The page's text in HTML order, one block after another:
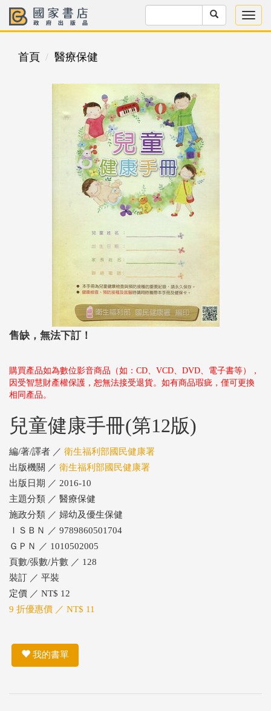
首頁 醫療保健
售缺，無法下訂！
購買產品如為數位影音商品（如：CD、VCD、DVD、電子書等），
因受智慧財產權保護，恕無法接受退貨。如有商品瑕疵，僅可更換
相同產品。
兒童健康手冊(第12版)
編/著/譯者 ／ 衛生福利部國民健康署
出版機關 ／ 衛生福利部國民健康署
出版日期 ／ 2016-10
主題分類 ／ 醫療保健
施政分類 ／ 婦幼及優生保健
ＩＳＢＮ ／ 9789860501704
ＧＰＮ ／ 1010502005
頁數/張數/片數 ／ 128
裝訂 ／ 平裝
定價 ／ NT$ 12
9 折優惠價 ／ NT$ 11
我的書單